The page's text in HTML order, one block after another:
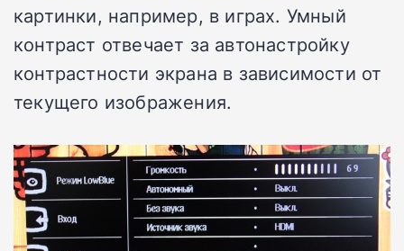
картинки, например, в играх. Умный
контраст отвечает за автонастройку
контрастности экрана в зависимости от
текущего изображения.